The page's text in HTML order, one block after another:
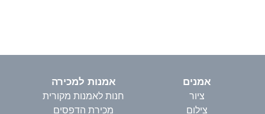
אמנים
ציור
צילום
אמנות למכירה
חנות לאמנות מקורית
מכירת הדפסים